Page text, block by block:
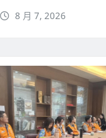
8 月 7, 2026